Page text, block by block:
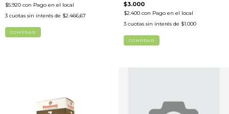
$5.920 con Pago en el local
3 cuotas sin interés de $2.466,67
$3.000
$2.400 con Pago en el local
3 cuotas sin interés de $1.000